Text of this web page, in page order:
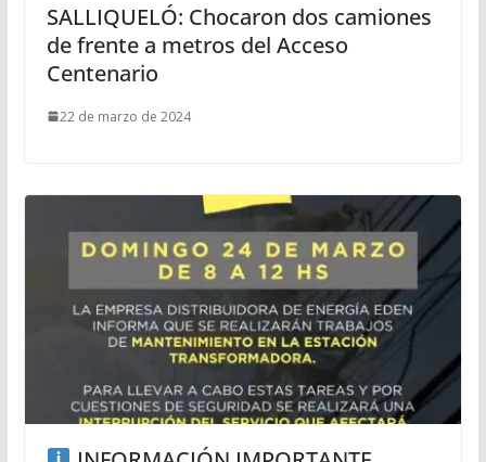
SALLIQUELÓ: Chocaron dos camiones
de frente a metros del Acceso
Centenario
22 de marzo de 2024